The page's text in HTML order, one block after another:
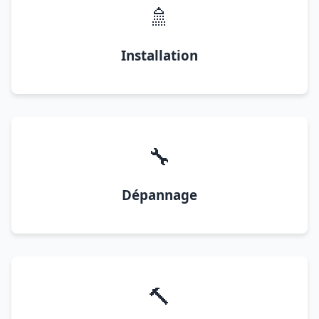
🚿
Installation
🔧
Dépannage
🔨